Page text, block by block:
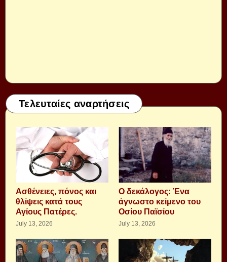
Τελευταίες αναρτήσεις
Aσθένειες, πόνος και
θλίψεις κατά τους
Αγίους Πατέρες.
July 13, 2026
Ο δεκάλογος: Ένα
άγνωστο κείμενο του
Οσίου Παϊσίου
July 13, 2026